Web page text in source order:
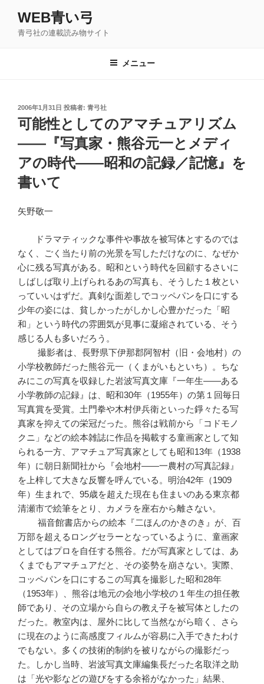
WEB青い弓
青弓社の連載読み物サイト
メニュー
投
稿
日:
2006年1月31日 投稿者: 青弓社
可能性としてのアマチュアリズム
――『写真家・熊谷元一とメディ
アの時代――昭和の記録／記憶』を
書いて
矢野敬一
ドラマティックな事件や事故を被写体とするのでは
なく、ごく当たり前の光景を写しただけなのに、なぜか
心に残る写真がある。昭和という時代を回顧するさいに
しばしば取り上げられるあの写真も、そうした１枚とい
っていいはずだ。真剣な面差しでコッペパンを口にする
少年の姿には、貧しかったがしかし心豊かだった「昭
和」という時代の雰囲気が見事に凝縮されている、そう
感じる人も多いだろう。
撮影者は、長野県下伊那郡阿智村（旧・会地村）の
小学校教師だった熊谷元一（くまがいもといち）。ちな
みにこの写真を収録した岩波写真文庫『一年生――ある
小学教師の記録』は、昭和30年（1955年）の第１回毎日
写真賞を受賞。土門拳や木村伊兵衛といった錚々たる写
真家を抑えての栄冠だった。熊谷は戦前から「コドモノ
クニ」などの絵本雑誌に作品を掲載する童画家として知
られる一方、アマチュア写真家としても昭和13年（1938
年）に朝日新聞社から『会地村――一農村の写真記録』
を上梓して大きな反響を呼んでいる。明治42年（1909
年）生まれで、95歳を超えた現在も住まいのある東京都
清瀬市で絵筆をとり、カメラを座右から離さない。
福音館書店からの絵本『二ほんのかきのき』が、百
万部を超えるロングセラーとなっているように、童画家
としてはプロを自任する熊谷。だが写真家としては、あ
くまでもアマチュアだと、その姿勢を崩さない。実際、
コッペパンを口にするこの写真を撮影した昭和28年
（1953年）、熊谷は地元の会地小学校の１年生の担任教
師であり、その立場から自らの教え子を被写体としたの
だった。教室内は、屋外に比して当然ながら暗く、さら
に現在のように高感度フィルムが容易に入手できたわけ
でもない。多くの技術的制約を被りながらの撮影だっ
た。しかし当時、岩波写真文庫編集長だった名取洋之助
は「光や影などの遊びをする余裕がなかった」結果、